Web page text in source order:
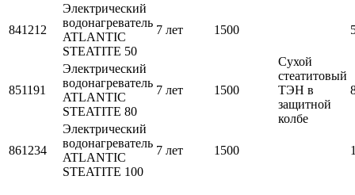
841212
Электрический
водонагреватель
ATLANTIC
STEATITE 50
7 лет 1500
Сухой
стеатитовый
ТЭН в
защитной
колбе
851191
Электрический
водонагреватель
ATLANTIC
STEATITE 80
7 лет 1500
861234
Электрический
водонагреватель
ATLANTIC
STEATITE 100
7 лет 1500